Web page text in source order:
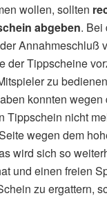
wollen, sollten
abgeben. Bei
Annahmeschluß
der Tippscheine
zu
konnten wegen
Tippschein nicht
wegen dem
wird sich so
und einen freien
zu ergattern,